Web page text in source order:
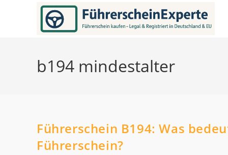
b194 mindestalter
Führerschein B194: Was
Führerschein?